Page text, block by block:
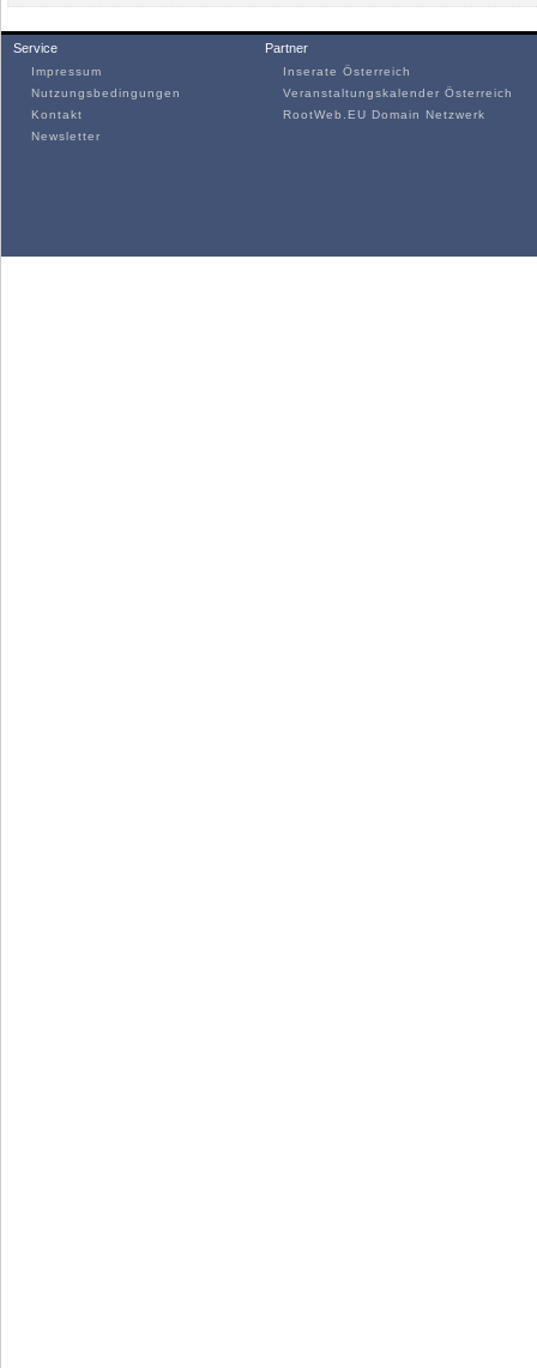
Service
Impressum
Nutzungsbedingungen
Kontakt
Newsletter
Partner
Inserate Österreich
Veranstaltungskalender Österreich
RootWeb.EU Domain Netzwerk